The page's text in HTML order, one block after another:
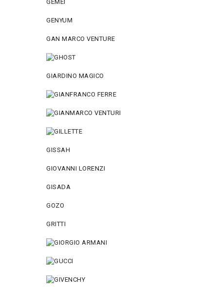
GEMEI
GENYUM
GAN MARCO VENTURE
GIARDINO MAGICO
GISSAH
GIOVANNI LORENZI
GISADA
GOZO
GRITTI